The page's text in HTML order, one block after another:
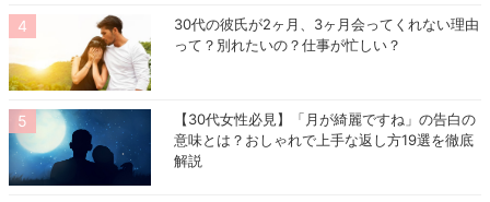
30代の彼氏が2ヶ月、3ヶ月会ってくれない理由
って？別れたいの？仕事が忙しい？
【30代女性必見】「月が綺麗ですね」の告白の
意味とは？おしゃれで上手な返し方19選を徹底
解説